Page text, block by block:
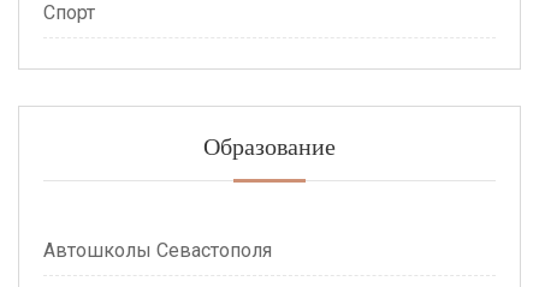
Спорт
Образование
Автошколы Севастополя